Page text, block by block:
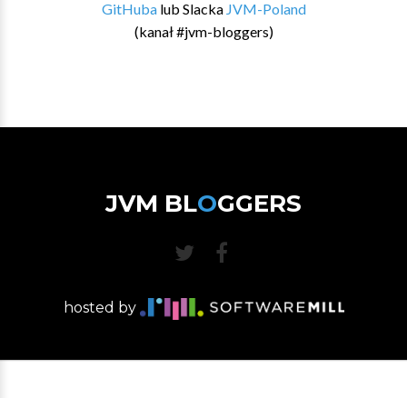
GitHubalub Slacka JVM-Poland
(kanał #jvm-bloggers)
JVM BLOGGERS
hosted by